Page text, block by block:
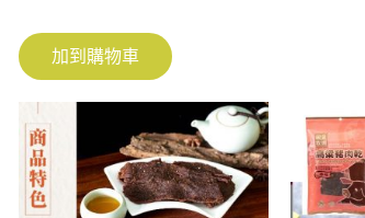
加到購物車